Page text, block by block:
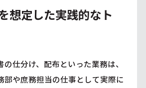
想定した実践的なト
仕分け、配布といった業務は、
部や庶務担当の仕事として実際に